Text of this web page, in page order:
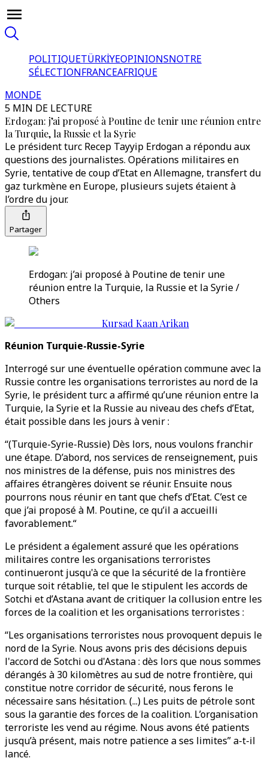
POLITIQUETÜRKİYEOPINIONSNOTRE
SÉLECTIONFRANCEAFRIQUE
MONDE
5 MIN DE LECTURE
Erdogan: j’ai proposé à Poutine de tenir une réunion entre
la Turquie, la Russie et la Syrie
Le président turc Recep Tayyip Erdogan a répondu aux
questions des journalistes. Opérations militaires en
Syrie, tentative de coup d’Etat en Allemagne, transfert du
gaz turkmène en Europe, plusieurs sujets étaient à
l’ordre du jour.
Partager
Erdogan: j’ai proposé à Poutine de tenir une
réunion entre la Turquie, la Russie et la Syrie /
Others
Kursad Kaan Arikan
Réunion Turquie-Russie-Syrie
Interrogé sur une éventuelle opération commune avec la
Russie contre les organisations terroristes au nord de la
Syrie, le président turc a affirmé qu’une réunion entre la
Turquie, la Syrie et la Russie au niveau des chefs d’Etat,
était possible dans les jours à venir :
“(Turquie-Syrie-Russie) Dès lors, nous voulons franchir
une étape. D’abord, nos services de renseignement, puis
nos ministres de la défense, puis nos ministres des
affaires étrangères doivent se réunir. Ensuite nous
pourrons nous réunir en tant que chefs d’Etat. C’est ce
que j’ai proposé à M. Poutine, ce qu’il a accueilli
favorablement.“
Le président a également assuré que les opérations
militaires contre les organisations terroristes
continueront jusqu'à ce que la sécurité de la frontière
turque soit rétablie, tel que le stipulent les accords de
Sotchi et d’Astana avant de critiquer la collusion entre les
forces de la coalition et les organisations terroristes :
“Les organisations terroristes nous provoquent depuis le
nord de la Syrie. Nous avons pris des décisions depuis
l'accord de Sotchi ou d'Astana : dès lors que nous sommes
dérangés à 30 kilomètres au sud de notre frontière, qui
constitue notre corridor de sécurité, nous ferons le
nécessaire sans hésitation. (...) Les puits de pétrole sont
sous la garantie des forces de la coalition. L’organisation
terroriste les vend au régime. Nous avons été patients
jusqu’à présent, mais notre patience a ses limites” a-t-il
lancé.